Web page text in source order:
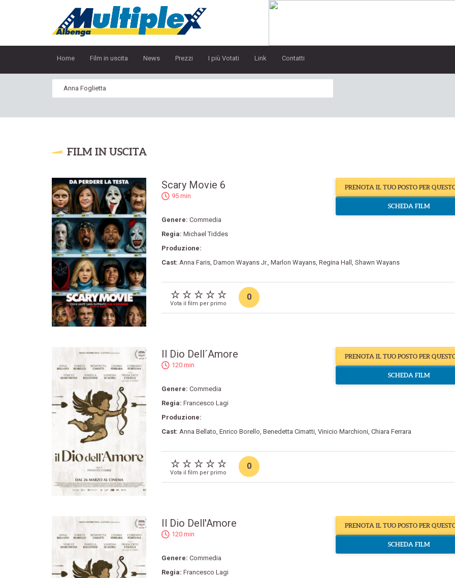
Home Film in uscita News Prezzi I più Votati Link Contatti
FILM IN USCITA
Scary Movie 6
95 min
Genere: Commedia
Regia: Michael Tiddes
Produzione:
Cast: Anna Faris, Damon Wayans Jr., Marlon Wayans, Regina Hall , Shawn Wayans
PRENOTA IL TUO POSTO PER
SCHEDA FILM
Vota il film per primo
0
Il Dio Dell´Amore
120 min
Genere: Commedia
Regia: Francesco Lagi
Produzione:
Cast: Anna Bellato, Enrico Borello, Benedetta Cimatti, Vinicio Marchioni, Chiara Ferrara
PRENOTA IL TUO POSTO PER
SCHEDA FILM
Vota il film per primo
0
Il Dio Dell'Amore
120 min
Genere: Commedia
Regia: Francesco Lagi
PRENOTA IL TUO POSTO PER
SCHEDA FILM